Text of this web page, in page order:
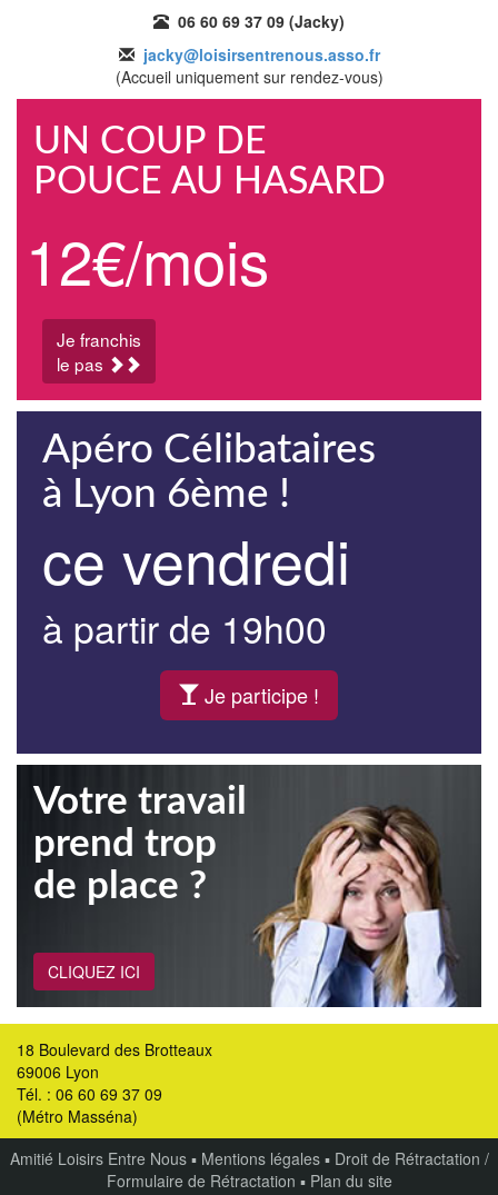
06 60 69 37 09 (Jacky)
jacky@loisirsentrenous.asso.fr
(Accueil uniquement sur rendez-vous)
UN COUP DE
POUCE AU HASARD
12€/mois
Je franchis
le pas
Apéro Célibataires
à Lyon 6ème !
ce vendredi
à partir de 19h00
Je participe !
Votre travail
prend trop
de place ?
CLIQUEZ ICI
18 Boulevard des Brotteaux
69006 Lyon
Tél. : 06 60 69 37 09
(Métro Masséna)
Amitié Loisirs Entre Nous▪ Mentions légales▪ Droit de Rétractation /
Formulaire de Rétractation ▪ Plan du site